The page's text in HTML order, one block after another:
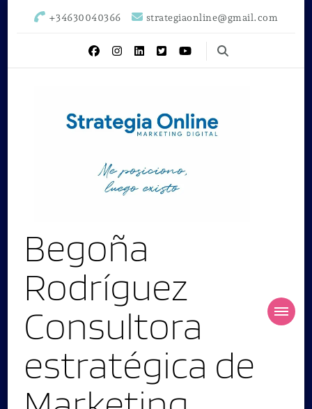
+34630040366 strategiaonline@gmail.com
Begoña
Rodríguez
Consultora
estratégica de